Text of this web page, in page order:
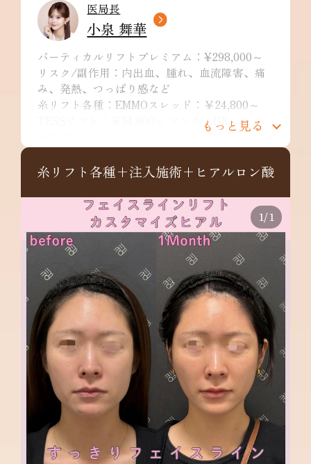
医局長
小泉 舞華
バーティカルリフトプレミアム：¥298,000～
リスク/副作用：内出血、腫れ、血流障害、痛
み、発熱、つっぱり感など
糸リフト各種：EMMOスレッド：￥24,800～
TESSリフト：￥34,800～ アンカーDX：
リスク/副作用：痛み・浮腫み・内出血・発
赤・熱感・つっぱり感・色素沈着・腫れ・硬結
ヒアルロン酸：1cc ¥74,800~ ※別途施術料とし
て￥10,000が発生。デザインによっては特殊注
入料￥22,000が発生。
リスク/副作用：痛み、浮腫み、内出血、発
赤、熱感、つっぱり感、色素沈着、腫れ、硬
結、拘縮、知覚鈍麻などを生じることがありま
す。
もっと見る
糸リフト各種+注入施術+ヒアルロン酸
1/1